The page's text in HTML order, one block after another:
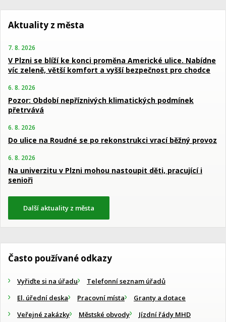
Aktuality z města
7. 8. 2026
V Plzni se blíží ke konci proměna Americké ulice. Nabídne
víc zeleně, větší komfort a vyšší bezpečnost pro chodce
6. 8. 2026
Pozor: Období nepříznivých klimatických podmínek
přetrvává
6. 8. 2026
Do ulice na Roudné se po rekonstrukci vrací běžný provoz
6. 8. 2026
Na univerzitu v Plzni mohou nastoupit děti, pracující i
senioři
Další aktuality z města
Často používané odkazy
Vyřiďte si na úřadu
Telefonní seznam úřadů
El. úřední deska
Pracovní místa
Granty a dotace
Veřejné zakázky
Městské obvody Jízdní řády MHD